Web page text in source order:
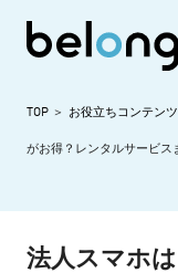
TOP お役立ちコンテンツ
がお得？レンタルサービス
法人スマホ